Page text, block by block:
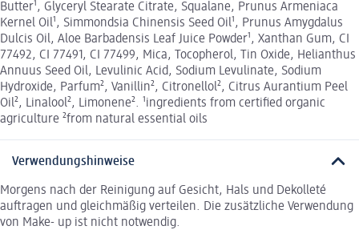
Butter¹, Glyceryl Stearate Citrate, Squalane, Prunus Armeniaca
Kernel Oil¹, Simmondsia Chinensis Seed Oil¹, Prunus Amygdalus
Dulcis Oil, Aloe Barbadensis Leaf Juice Powder¹, Xanthan Gum, CI
77492, CI 77491, CI 77499, Mica, Tocopherol, Tin Oxide, Helianthus
Annuus Seed Oil, Levulinic Acid, Sodium Levulinate, Sodium
Hydroxide, Parfum², Vanillin², Citronellol², Citrus Aurantium Peel
Oil², Linalool², Limonene². ¹ingredients from certified organic
agriculture ²from natural essential oils
Verwendungshinweise
Morgens nach der Reinigung auf Gesicht, Hals und Dekolleté
auftragen und gleichmäßig verteilen. Die zusätzliche Verwendung
von Make- up ist nicht notwendig.